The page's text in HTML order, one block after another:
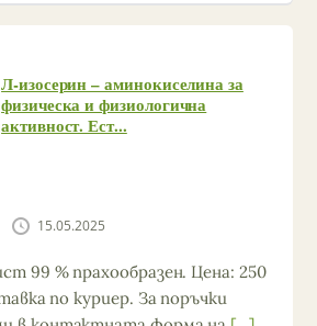
Л-изосерин – аминокиселина за
физическа и физиологична
активност. Ест...
15.05.2025
99 % прахообразен. Цена: 250
по куриер. За поръчки